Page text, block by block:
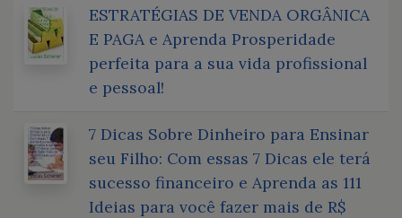
ESTRATÉGIAS DE VENDA ORGÂNICA
E PAGA e Aprenda Prosperidade
perfeita para a sua vida profissional
e pessoal!
7 Dicas Sobre Dinheiro para Ensinar
seu Filho: Com essas 7 Dicas ele terá
sucesso financeiro e Aprenda as 111
Ideias para você fazer mais de R$